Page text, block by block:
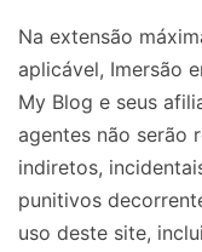
Na extensão
aplicável, Imersão
My Blog e seus
agentes não serão
indiretos,
punitivos
uso deste site,